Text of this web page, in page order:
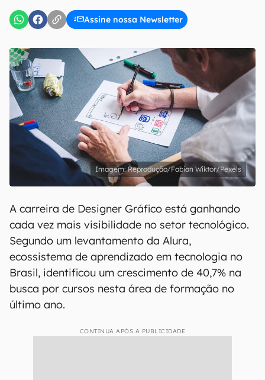
Assine nossa Newsletter
Confirmo que li, aceito e concordo com os Termos de
Uso e Política de Privacidade do Canaltech.
Reprodução/Fabian Wiktor/Pexels
A carreira de Designer Gráfico está ganhando
cada vez mais visibilidade no setor tecnológico.
Segundo um levantamento da Alura,
ecossistema de aprendizado em tecnologia no
Brasil, identificou um crescimento de 40,7% na
busca por cursos nesta área de formação no
último ano.
CONTINUA APÓS A PUBLICIDADE